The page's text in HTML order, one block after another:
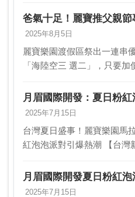
加價100元，就能選擇雙樂園
足玩…
爸氣十足！麗寶推父親節
2025年8月5日
麗寶樂園渡假區祭出一連串
「海陸空三 選二」，只要
驗與賽事，麗寶福容大飯店
月眉國際開發：夏日粉
2025年7月15日
台灣夏日盛事！麗寶樂園馬
紅泡泡派對引爆熱潮 【台灣
派對」為主打活動，為遊客
驗…
月眉國際開發夏日粉紅
2025年7月15日